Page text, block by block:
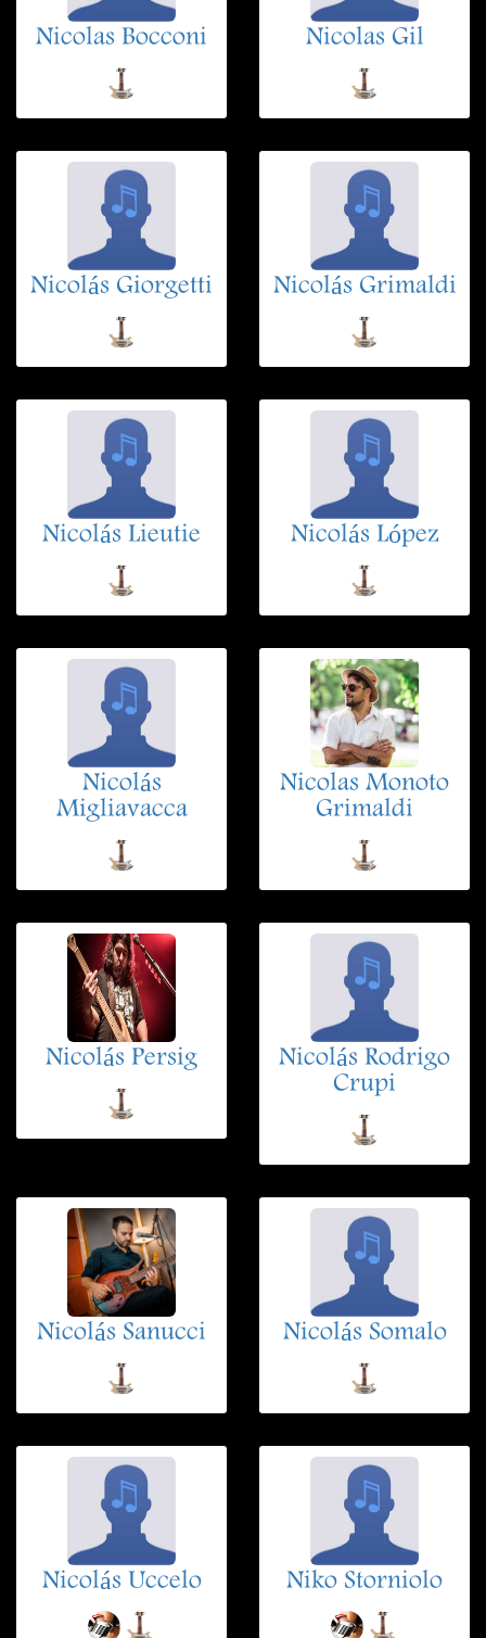
Nicolas Bocconi Nicolas Gil
Nicolás Giorgetti Nicolás Grimaldi
Nicolás Lieutie Nicolás López
Nicolás
Migliavacca
Nicolas Monoto
Grimaldi
Nicolás Persig
Nicolás Rodrigo
Crupi
Nicolás Sanucci Nicolás Somalo
Nicolás Uccelo Niko Storniolo